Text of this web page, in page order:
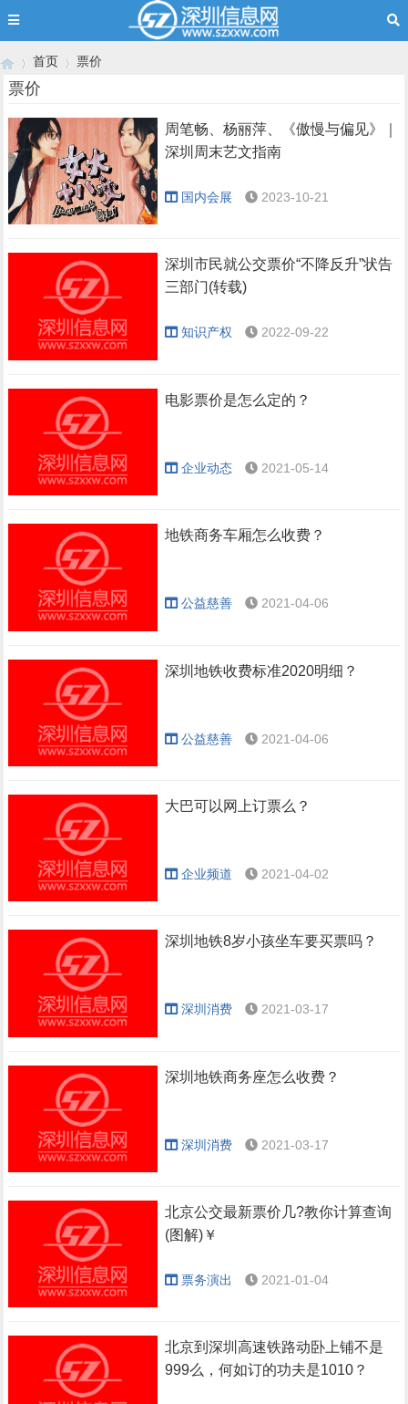
›
首页
›
票价
票价
周笔畅、杨丽萍、《傲慢与偏见》｜
深圳周末艺文指南
国内会展 2023-10-21
深圳市民就公交票价“不降反升”状告
三部门(转载)
知识产权 2022-09-22
电影票价是怎么定的？
企业动态 2021-05-14
地铁商务车厢怎么收费？
公益慈善 2021-04-06
深圳地铁收费标准2020明细？
公益慈善 2021-04-06
大巴可以网上订票么？
企业频道 2021-04-02
深圳地铁8岁小孩坐车要买票吗？
深圳消费 2021-03-17
深圳地铁商务座怎么收费？
深圳消费 2021-03-17
北京公交最新票价几?教你计算查询
(图解)￥
票务演出 2021-01-04
北京到深圳高速铁路动卧上铺不是
999么，何如订的功夫是1010？